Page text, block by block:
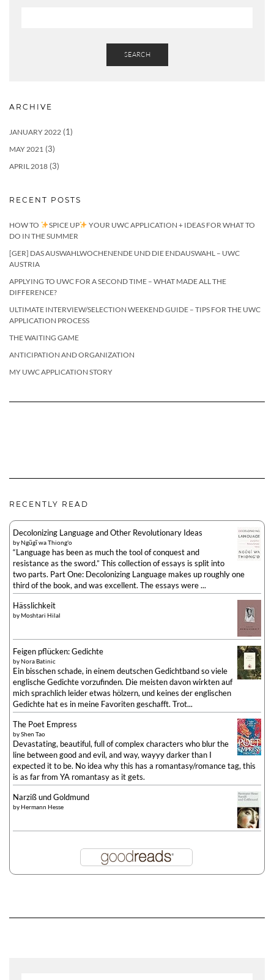
SEARCH
ARCHIVE
JANUARY 2022 (1)
MAY 2021 (3)
APRIL 2018 (3)
RECENT POSTS
HOW TO SPICE UP
YOUR UWC APPLICATION + IDEAS FOR WHAT TO
DO IN THE SUMMER
[GER] DAS AUSWAHLWOCHENENDE UND DIE ENDAUSWAHL – UWC
AUSTRIA
APPLYING TO UWC FOR A SECOND TIME – WHAT MADE ALL THE
DIFFERENCE?
ULTIMATE INTERVIEW/SELECTION WEEKEND GUIDE – TIPS FOR THE UWC
APPLICATION PROCESS
THE WAITING GAME
ANTICIPATION AND ORGANIZATION
MY UWC APPLICATION STORY
RECENTLY READ
Decolonizing Language and Other Revolutionary Ideas
byNgũgĩ wa Thiong'o
“Language has been as much the tool of conquest and
resistance as the sword.” This collection of essays is split into
two parts. Part One: Decolonizing Language makes up roughly one
third of the book, and was excellent. The essays were ...
Hässlichkeit
byMoshtari Hilal
Feigen pflücken: Gedichte
byNora Batinic
Ein bisschen schade, in einem deutschen Gedichtband so viele
englische Gedichte vorzufinden. Die meisten davon wirkten auf
mich sprachlich leider etwas hölzern, und keines der englischen
Gedichte hat es in meine Favoriten geschafft. Trot...
The Poet Empress
byShen Tao
Devastating, beautiful, full of complex characters who blur the
line between good and evil, and way, wayyy darker than I
expected it to be. No idea why this has a romantasy/romance tag, this
is as far from YA romantasy as it gets.
Narziß und Goldmund
byHermann Hesse